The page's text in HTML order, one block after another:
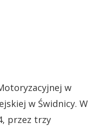
w
w Świdnicy. W
przez trzy